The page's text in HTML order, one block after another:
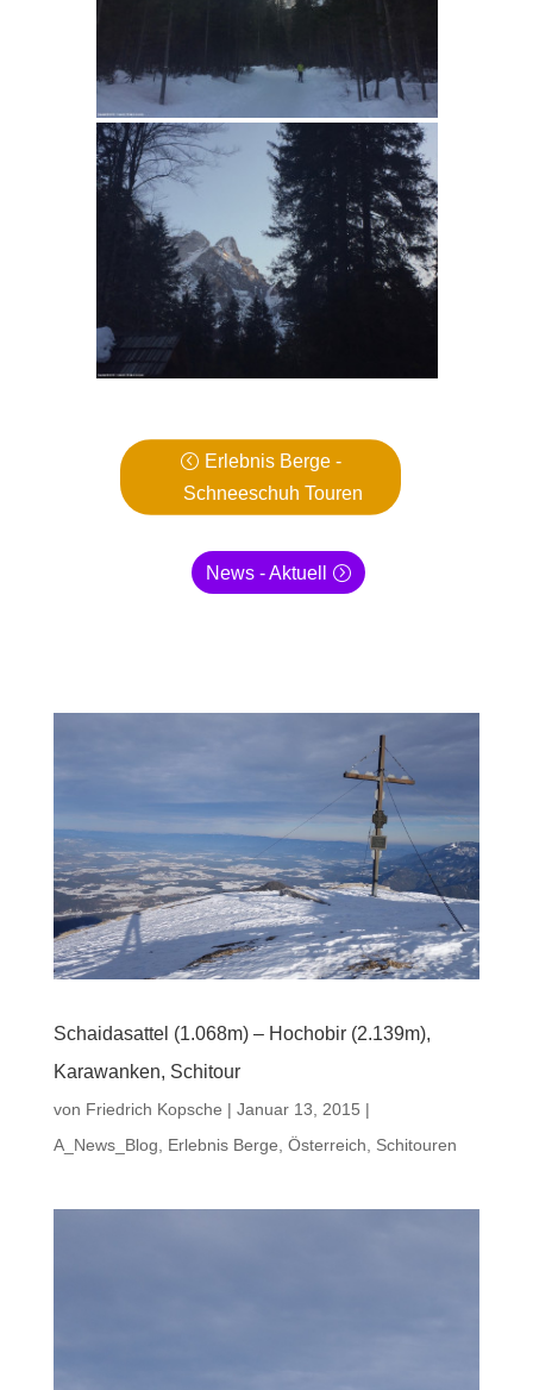
Erlebnis Berge -
Schneeschuh Touren
News - Aktuell
Schaidasattel (1.068m) – Hochobir (2.139m),
Karawanken, Schitour
von Friedrich Kopsche | Januar 13, 2015 |
A_News_Blog, Erlebnis Berge, Österreich, Schitouren